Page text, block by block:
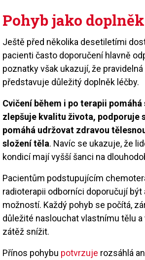
Pohyb jako
Ještě před několika desetiletími
pacienti často doporučení hlavně
poznatky však ukazují, že
představuje důležitý doplněk léčby.
Cvičení během i po terapii pomáhá
zlepšuje kvalitu života, podporuje
pomáhá udržovat zdravou
složení těla. Navíc se ukazuje, že
kondicí mají vyšší šanci na
Pacientům podstupujícím
radioterapii odborníci doporučují
možností. Každý pohyb se počítá,
důležité naslouchat vlastnímu tělu
zátěž snížit.
Přínos pohybu potvrzuje rozsáhlá